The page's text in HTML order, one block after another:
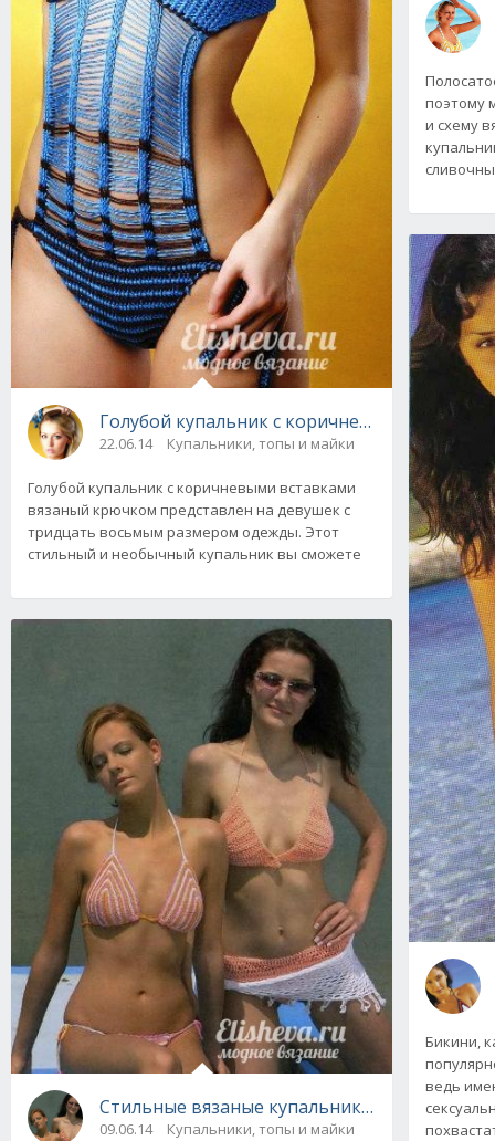
Голубой купальник с коричневыми
22.06.14 Купальники, топы и майки
Голубой купальник с коричневыми вставками
вязаный крючком представлен на девушек с
тридцать восьмым размером одежды. Этот
стильный и необычный купальник вы сможете
Стильные вязаные купальники на лето
09.06.14 Купальники, топы и майки
поэтому
и схему
Бикини,
ведь